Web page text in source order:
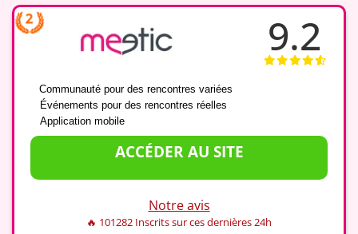
9.2
Communauté pour des rencontres variées
Événements pour des rencontres réelles
Application mobile
ACCÉDER AU SITE
Notre avis
🔥 101282 Inscrits sur ces dernières 24h